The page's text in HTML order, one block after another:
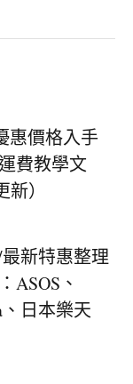
惠價格入手
費教學文
）
新特惠整理
ASOS、
、日本樂天